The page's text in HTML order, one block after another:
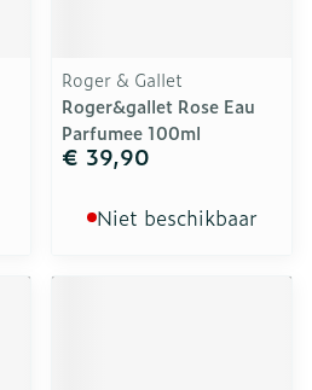
Roger & Gallet
Roger&gallet Rose Eau
Parfumee 100ml
€ 39,90
Niet beschikbaar